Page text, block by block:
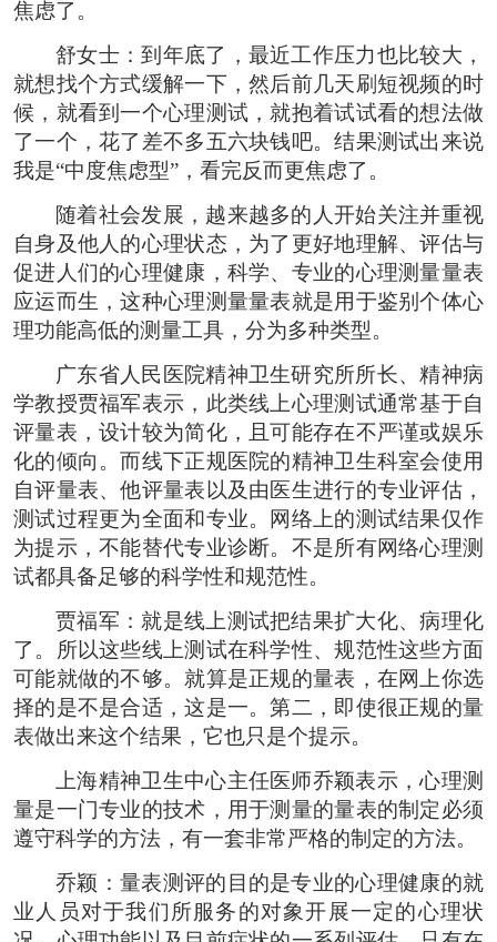
焦虑了。
舒女士：到年底了，最近工作压力也比较大，
就想找个方式缓解一下，然后前几天刷短视频的时
候，就看到一个心理测试，就抱着试试看的想法做
了一个，花了差不多五六块钱吧。结果测试出来说
我是“中度焦虑型”，看完反而更焦虑了。
随着社会发展，越来越多的人开始关注并重视
自身及他人的心理状态，为了更好地理解、评估与
促进人们的心理健康，科学、专业的心理测量量表
应运而生，这种心理测量量表就是用于鉴别个体心
理功能高低的测量工具，分为多种类型。
广东省人民医院精神卫生研究所所长、精神病
学教授贾福军表示，此类线上心理测试通常基于自
评量表，设计较为简化，且可能存在不严谨或娱乐
化的倾向。而线下正规医院的精神卫生科室会使用
自评量表、他评量表以及由医生进行的专业评估，
测试过程更为全面和专业。网络上的测试结果仅作
为提示，不能替代专业诊断。不是所有网络心理测
试都具备足够的科学性和规范性。
贾福军：就是线上测试把结果扩大化、病理化
了。所以这些线上测试在科学性、规范性这些方面
可能就做的不够。就算是正规的量表，在网上你选
择的是不是合适，这是一。第二，即使很正规的量
表做出来这个结果，它也只是个提示。
上海精神卫生中心主任医师乔颖表示，心理测
量是一门专业的技术，用于测量的量表的制定必须
遵守科学的方法，有一套非常严格的制定的方法。
乔颖：量表测评的目的是专业的心理健康的就
业人员对于我们所服务的对象开展一定的心理状